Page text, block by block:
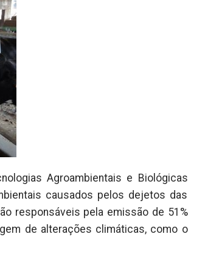
Agroambientais e Biológicas
causados pelos dejetos das
responsáveis pela emissão de 51%
de alterações climáticas, como o